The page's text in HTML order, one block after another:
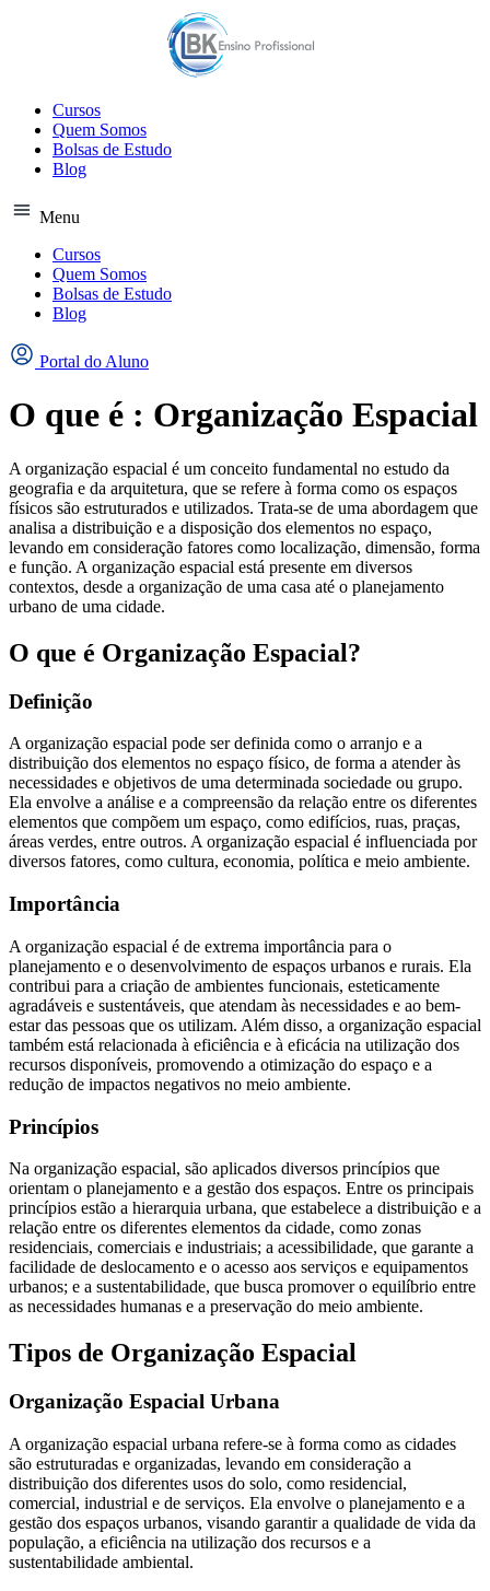
Cursos
Quem Somos
Bolsas de Estudo
Blog
Menu
Cursos
Quem Somos
Bolsas de Estudo
Blog
Portal do Aluno
O que é : Organização Espacial
A organização espacial é um conceito fundamental no estudo da
geografia e da arquitetura, que se refere à forma como os espaços
físicos são estruturados e utilizados. Trata-se de uma abordagem que
analisa a distribuição e a disposição dos elementos no espaço,
levando em consideração fatores como localização, dimensão, forma
e função. A organização espacial está presente em diversos
contextos, desde a organização de uma casa até o planejamento
urbano de uma cidade.
O que é Organização Espacial?
Definição
A organização espacial pode ser definida como o arranjo e a
distribuição dos elementos no espaço físico, de forma a atender às
necessidades e objetivos de uma determinada sociedade ou grupo.
Ela envolve a análise e a compreensão da relação entre os diferentes
elementos que compõem um espaço, como edifícios, ruas, praças,
áreas verdes, entre outros. A organização espacial é influenciada por
diversos fatores, como cultura, economia, política e meio ambiente.
Importância
A organização espacial é de extrema importância para o
planejamento e o desenvolvimento de espaços urbanos e rurais. Ela
contribui para a criação de ambientes funcionais, esteticamente
agradáveis e sustentáveis, que atendam às necessidades e ao bem-
estar das pessoas que os utilizam. Além disso, a organização espacial
também está relacionada à eficiência e à eficácia na utilização dos
recursos disponíveis, promovendo a otimização do espaço e a
redução de impactos negativos no meio ambiente.
Princípios
Na organização espacial, são aplicados diversos princípios que
orientam o planejamento e a gestão dos espaços. Entre os principais
princípios estão a hierarquia urbana, que estabelece a distribuição e a
relação entre os diferentes elementos da cidade, como zonas
residenciais, comerciais e industriais; a acessibilidade, que garante a
facilidade de deslocamento e o acesso aos serviços e equipamentos
urbanos; e a sustentabilidade, que busca promover o equilíbrio entre
as necessidades humanas e a preservação do meio ambiente.
Tipos de Organização Espacial
Organização Espacial Urbana
A organização espacial urbana refere-se à forma como as cidades
são estruturadas e organizadas, levando em consideração a
distribuição dos diferentes usos do solo, como residencial,
comercial, industrial e de serviços. Ela envolve o planejamento e a
gestão dos espaços urbanos, visando garantir a qualidade de vida da
população, a eficiência na utilização dos recursos e a
sustentabilidade ambiental.